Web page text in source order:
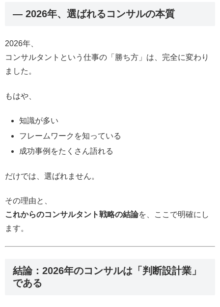
― 2026年、選ばれるコンサルの本質
2026年、
コンサルタントという仕事の「勝ち方」は、完全に変わり
ました。
もはや、
知識が多い
フレームワークを知っている
成功事例をたくさん語れる
だけでは、選ばれません。
その理由と、
これからのコンサルタント戦略の結論を、ここで明確にし
ます。
結論：2026年のコンサルは「判断設計業」
である